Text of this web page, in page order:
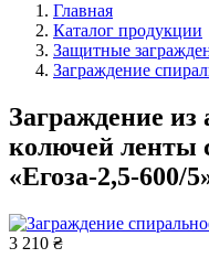
Главная
Каталог продукции
Защитные
Заграждение
Заграждение
колючей ленты
«Егоза-2,5-600/
3 210 ₴